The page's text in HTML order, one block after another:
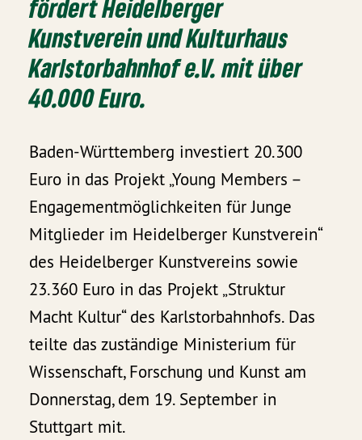
fördert Heidelberger
Kunstverein und Kulturhaus
Karlstorbahnhof e.V. mit über
40.000 Euro.
Baden-Württemberg investiert 20.300
Euro in das Projekt „Young Members –
Engagementmöglichkeiten für Junge
Mitglieder im Heidelberger Kunstverein“
des Heidelberger Kunstvereins sowie
23.360 Euro in das Projekt „Struktur
Macht Kultur“ des Karlstorbahnhofs. Das
teilte das zuständige Ministerium für
Wissenschaft, Forschung und Kunst am
Donnerstag, dem 19. September in
Stuttgart mit.